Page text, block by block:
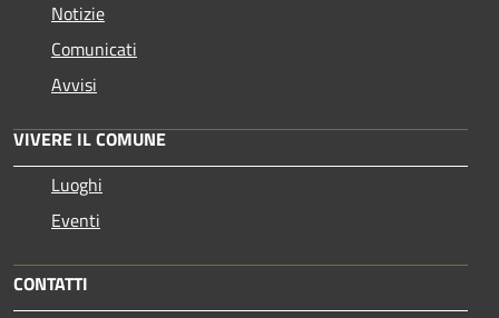
Notizie
Comunicati
Avvisi
VIVERE IL COMUNE
Luoghi
Eventi
CONTATTI